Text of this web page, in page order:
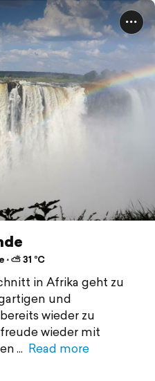
⛅ 31 °C
in Afrika geht zu
und
wieder zu
wieder mit
Read more